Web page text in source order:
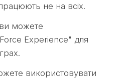
не на всіх.
можете
Experience" для
використовувати